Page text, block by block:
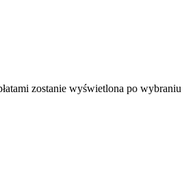
zostanie wyświetlona po wybraniu